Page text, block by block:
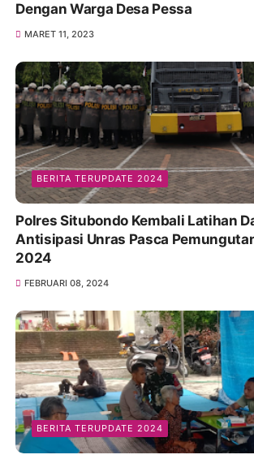
Dengan Warga Desa Pessa
MARET 11, 2023
BERITA TERUPDATE 2024
Polres Situbondo Kembali Latihan
Antisipasi Unras Pasca
2024
FEBRUARI 08, 2024
BERITA TERUPDATE 2024